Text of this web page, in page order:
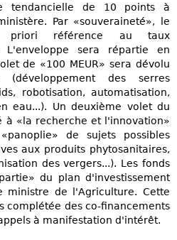
tendancielle de 10 points à
Par «souveraineté», le
priori référence au taux
L'enveloppe sera répartie en
de «100 MEUR» sera dévolu
(développement des serres
robotisation, automatisation,
eau...). Un deuxième volet du
à «la recherche et l'innovation»
de sujets possibles
aux produits phytosanitaires,
des vergers...). Les fonds
du plan d'investissement
ministre de l'Agriculture. Cette
complétée des co-financements
à manifestation d'intérêt.